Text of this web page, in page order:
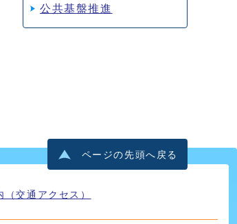
公共基盤推進
ページの先頭へ戻る
（交通アクセス）